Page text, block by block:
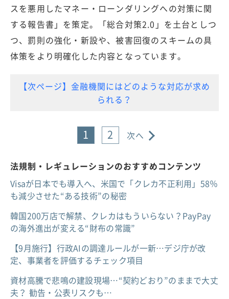
スを悪用したマネー・ローンダリングへの対策に関
する報告書」を策定。「総合対策2.0」を土台としつ
つ、罰則の強化・新設や、被害回復のスキームの具
体策をより明確化した内容となっています。
【次ページ】金融機関にはどのような対応が求め
られる？
1 2 次へ
法規制・レギュレーションのおすすめコンテンツ
Visaが日本でも導入へ、米国で「クレカ不正利用」58％
も減少させた“ある技術”の秘密
韓国200万店で解禁、クレカはもういらない？PayPay
の海外進出が変える“財布の常識”
【9月施行】行政AIの調達ルールが一新…デジ庁が改
定、事業者を評価するチェック項目
資材高騰で悲鳴の建設現場…“契約どおり”のままで大丈
夫？ 勧告・公表リスクも…